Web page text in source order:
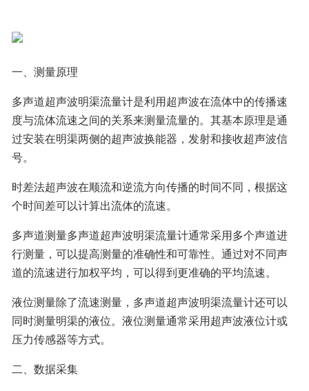
一、测量原理
多声道超声波明渠流量计是利用超声波在流体中的传播速
度与流体流速之间的关系来测量流量的。其基本原理是通
过安装在明渠两侧的超声波换能器，发射和接收超声波信
号。
时差法超声波在顺流和逆流方向传播的时间不同，根据这
个时间差可以计算出流体的流速。
多声道测量多声道超声波明渠流量计通常采用多个声道进
行测量，可以提高测量的准确性和可靠性。通过对不同声
道的流速进行加权平均，可以得到更准确的平均流速。
液位测量除了流速测量，多声道超声波明渠流量计还可以
同时测量明渠的液位。液位测量通常采用超声波液位计或
压力传感器等方式。
二、数据采集